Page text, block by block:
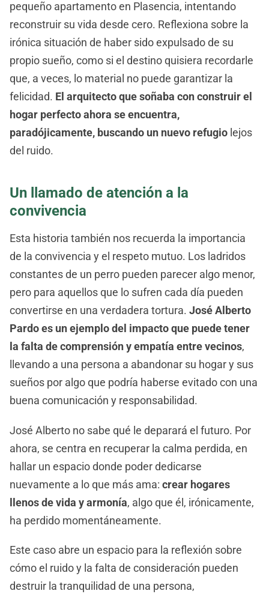
pequeño apartamento en Plasencia, intentando
reconstruir su vida desde cero. Reflexiona sobre la
irónica situación de haber sido expulsado de su
propio sueño, como si el destino quisiera recordarle
que, a veces, lo material no puede garantizar la
felicidad. El arquitecto que soñaba con construir el
hogar perfecto ahora se encuentra,
paradójicamente, buscando un nuevo refugio lejos
del ruido.
Un llamado de atención a la
convivencia
Esta historia también nos recuerda la importancia
de la convivencia y el respeto mutuo. Los ladridos
constantes de un perro pueden parecer algo menor,
pero para aquellos que lo sufren cada día pueden
convertirse en una verdadera tortura. José Alberto
Pardo es un ejemplo del impacto que puede tener
la falta de comprensión y empatía entre vecinos,
llevando a una persona a abandonar su hogar y sus
sueños por algo que podría haberse evitado con una
buena comunicación y responsabilidad.
José Alberto no sabe qué le deparará el futuro. Por
ahora, se centra en recuperar la calma perdida, en
hallar un espacio donde poder dedicarse
nuevamente a lo que más ama: crear hogares
llenos de vida y armonía, algo que él, irónicamente,
ha perdido momentáneamente.
Este caso abre un espacio para la reflexión sobre
cómo el ruido y la falta de consideración pueden
destruir la tranquilidad de una persona,